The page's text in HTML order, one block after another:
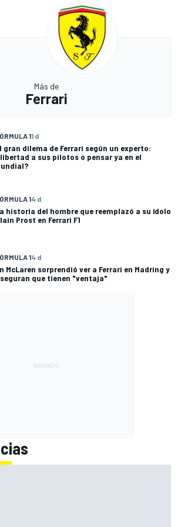
Más de
Ferrari
11 d
gran dilema de Ferrari según un experto:
a sus pilotos o pensar ya en el
14 d
historia del hombre que reemplazó a su ídolo
Prost en Ferrari F1
14 d
McLaren sorprendió ver a Ferrari en Madring y
que tienen "ventaja"